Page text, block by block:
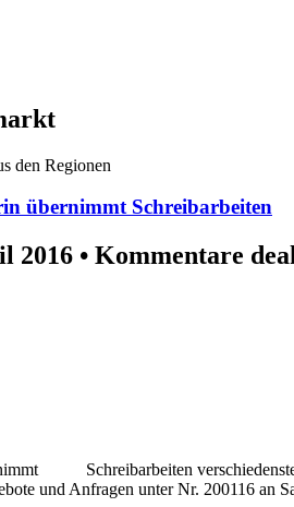
den Regionen
übernimmt Schreibarbeiten
2016 • Kommentare
Schreibarbeiten
und Anfragen unter Nr. 200116 an